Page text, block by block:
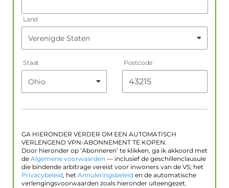
Land
Staat Postcode
GA HIERONDER VERDER OM EEN AUTOMATISCH
VERLENGEND VPN-ABONNEMENT TE KOPEN.
Door hieronder op ‘Abonneren’ te klikken, ga ik akkoord met
de Algemene voorwaarden — inclusief de geschillenclausule
die bindende arbitrage vereist voor inwoners van de VS; het
Privacybeleid, het Annuleringsbeleid en de automatische
verlengingsvoorwaarden zoals hieronder uiteengezet.